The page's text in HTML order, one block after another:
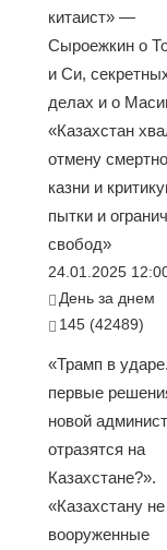
китаист» —
Сыроежкин о
и Си,
делах и о
«Казахстан
отмену
казни и
пытки и
свобод»
24.01.2025
День за днем
145 (42489)
«Трамп в
первые
новой
отразятся на
Казахстане?».
«Казахстану не
вооруженные